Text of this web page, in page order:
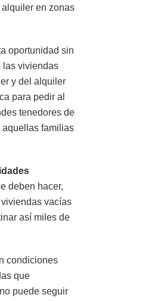
en zonas
oportunidad sin
las viviendas
y del alquiler
para pedir al
tenedores de
aquellas familias
deben hacer,
vacías
así miles de
condiciones
que
puede seguir